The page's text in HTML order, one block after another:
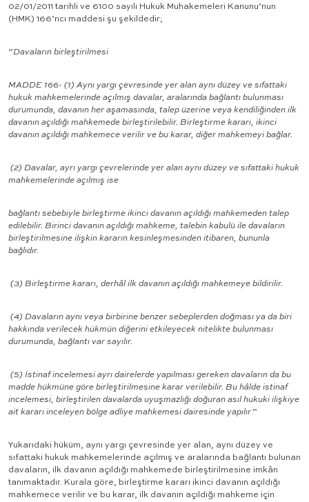
02/01/2011 tarihli ve 6100 sayılı Hukuk Muhakemeleri Kanunu’nun
(HMK) 166’ncı maddesi şu şekildedir;
“Davaların birleştirilmesi
MADDE 166- (1) Aynı yargı çevresinde yer alan aynı düzey ve sıfattaki
hukuk mahkemelerinde açılmış davalar, aralarında bağlantı bulunması
durumunda, davanın her aşamasında, talep üzerine veya kendiliğinden ilk
davanın açıldığı mahkemede birleştirilebilir. Birleştirme kararı, ikinci
davanın açıldığı mahkemece verilir ve bu karar, diğer mahkemeyi bağlar.
(2) Davalar, ayrı yargı çevrelerinde yer alan aynı düzey ve sıfattaki hukuk
mahkemelerinde açılmış ise
bağlantı sebebiyle birleştirme ikinci davanın açıldığı mahkemeden talep
edilebilir. Birinci davanın açıldığı mahkeme, talebin kabulü ile davaların
birleştirilmesine ilişkin kararın kesinleşmesinden itibaren, bununla
bağlıdır.
(3) Birleştirme kararı, derhâl ilk davanın açıldığı mahkemeye bildirilir.
(4) Davaların aynı veya birbirine benzer sebeplerden doğması ya da biri
hakkında verilecek hükmün diğerini etkileyecek nitelikte bulunması
durumunda, bağlantı var sayılır.
(5) İstinaf incelemesi ayrı dairelerde yapılması gereken davaların da bu
madde hükmüne göre birleştirilmesine karar verilebilir. Bu hâlde istinaf
incelemesi, birleştirilen davalarda uyuşmazlığı doğuran asıl hukuki ilişkiye
ait kararı inceleyen bölge adliye mahkemesi dairesinde yapılır.”
Yukarıdaki hüküm, aynı yargı çevresinde yer alan, aynı düzey ve
sıfattaki hukuk mahkemelerinde açılmış ve aralarında bağlantı bulunan
davaların, ilk davanın açıldığı mahkemede birleştirilmesine imkân
tanımaktadır. Kurala göre, birleştirme kararı ikinci davanın açıldığı
mahkemece verilir ve bu karar, ilk davanın açıldığı mahkeme için